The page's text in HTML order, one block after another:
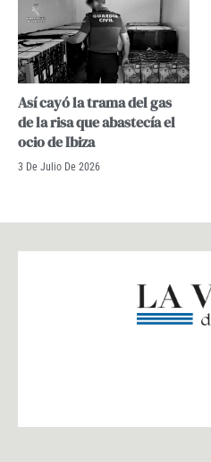
Así cayó la trama del gas
de la risa que abastecía el
ocio de Ibiza
3 De Julio De 2026